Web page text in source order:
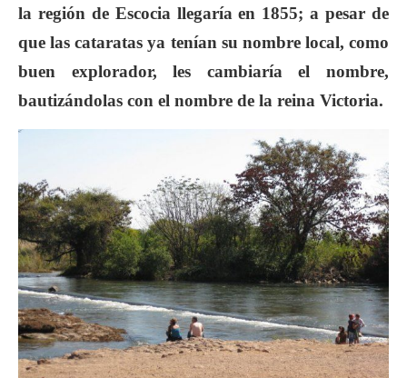
la región de Escocia llegaría en 1855; a pesar de
que las cataratas ya tenían su nombre local, como
buen explorador, les cambiaría el nombre,
bautizándolas con el nombre de la reina Victoria.